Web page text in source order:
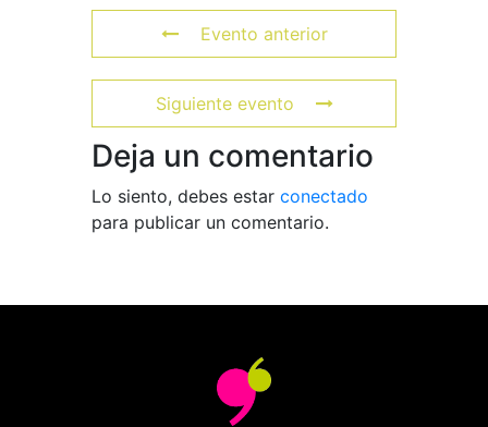
Evento anterior
Siguiente evento
Deja un comentario
Lo siento, debes estar conectado
para publicar un comentario.